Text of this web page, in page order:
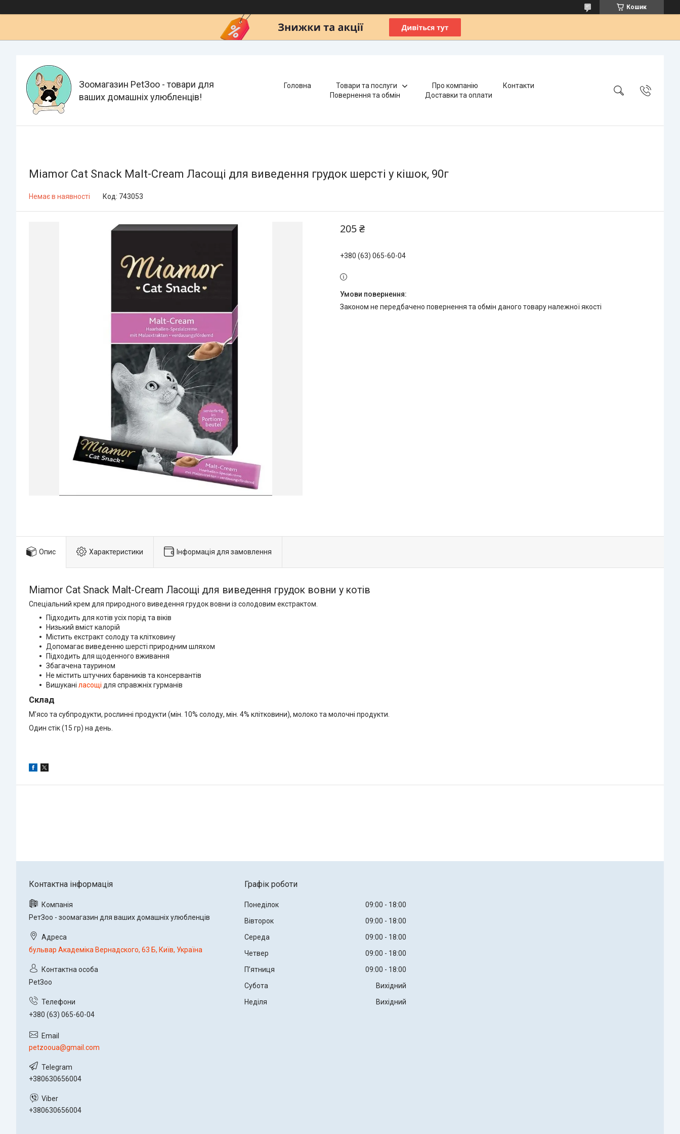
Кошик
Зоомагазин PetЗoo - товари для
ваших домашніх улюбленців!
Головна Товари та послуги Про компанію
Контакти
Повернення та обмін
Доставки та оплати
Miamor Cat Snack Malt-Cream Ласощі для виведення грудок шерсті у кішок, 90г
Немає в наявності Код: 743053
205 ₴
+380 (63) 065-60-04
Законом не передбачено повернення та обмін даного товару належної якості
Опис Характеристики Інформація для замовлення
Miamor Cat Snack Malt-Cream Ласощі для виведення грудок вовни у котів
Спеціальний крем для природного виведення грудок вовни із солодовим екстрактом.
Підходить для котів усіх порід та віків
Низький вміст калорій
Містить екстракт солоду та клітковину
Допомагає виведенню шерсті природним шляхом
Підходить для щоденного вживання
Збагачена таурином
Не містить штучних барвників та консервантів
Вишукані ласощі для справжніх гурманів
Склад
М'ясо та субпродукти, рослинні продукти (мін. 10% солоду, мін. 4% клітковини), молоко та молочні продукти.
Один стік (15 гр) на день.
РетЗоо - зоомагазин для ваших домашніх улюбленців
бульвар Академіка Вернадского, 63 Б, Київ, Україна
PetЗoo
+380 (63) 065-60-04
petzooua@gmail.com
+380630656004
+380630656004
Графік роботи
Понеділок 09:00
18:00
Вівторок
09:00
18:00
Середа
09:00
18:00
Четвер
09:00
18:00
Пʼятниця
09:00
18:00
Субота
Вихідний
Неділя
Вихідний